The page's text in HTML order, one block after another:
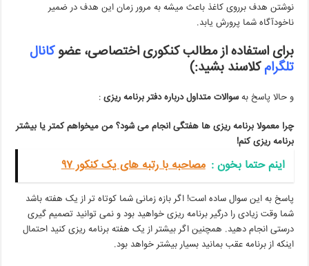
نوشتن هدف برروی کاغذ باعث میشه به مرور زمان این هدف در ضمیر
ناخودآگاه شما پرورش یابد.
برای استفاده از مطالب کنکوری اختصاصی، عضوکانال
تلگرامکلاسند بشید:)
و حالا پاسخ بهسوالات متداول درباره دفتر برنامه ریزی :
چرا معمولا برنامه ریزی ها هفتگی انجام می شود؟ من میخواهم کمتر یا بیشتر
برنامه ریزی کنم!
اینم حتما بخون‌ : مصاحبه با رتبه های یک کنکور ۹۷
پاسخ به این سوال ساده است! اگر بازه زمانی شما کوتاه تر از یک هفته باشد
شما وقت زیادی را درگیر برنامه ریزی خواهید بود و نمی توانید تصمیم گیری
درستی انجام دهید. همچنین اگر بیشتر از یک هفته برنامه ریزی کنید احتمال
اینکه از برنامه عقب بمانید بسیار بیشتر خواهد بود.